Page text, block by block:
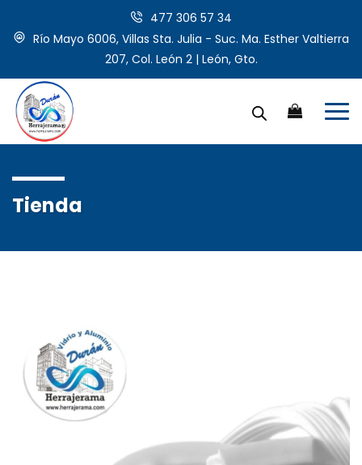
477 306 57 34
Río Mayo 6006, Villas Sta. Julia - Suc. Ma. Esther Valtierra
207, Col. León 2 | León, Gto.
Tienda